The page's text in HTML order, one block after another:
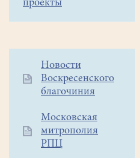
проекты
Дополнительное
меню
Новости
Воскресенского
благочиния
Московская
митрополия
РПЦ